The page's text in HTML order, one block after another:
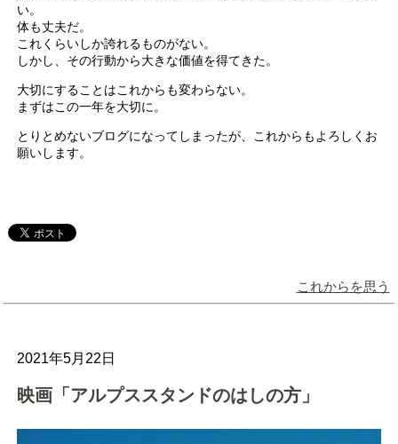
い。
体も丈夫だ。
これくらいしか誇れるものがない。
しかし、その行動から大きな価値を得てきた。
大切にすることはこれからも変わらない。
まずはこの一年を大切に。
とりとめないブログになってしまったが、これからもよろしくお
願いします。
これからを思う
2021年5月22日
映画「アルプススタンドのはしの方」